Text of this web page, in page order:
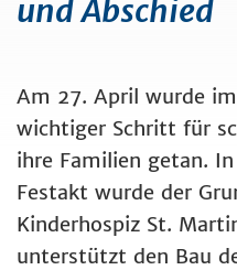
und Abschied
Am 27. April wurde
wichtiger Schritt für
ihre Familien getan.
Festakt wurde der
Kinderhospiz St.
unterstützt den Bau